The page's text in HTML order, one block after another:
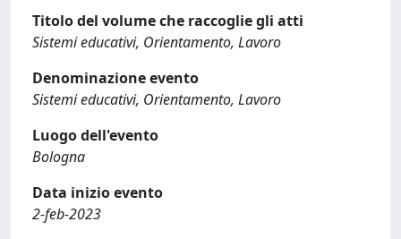
Titolo del volume che raccoglie gli atti
Sistemi educativi, Orientamento, Lavoro
Denominazione evento
Sistemi educativi, Orientamento, Lavoro
Luogo dell'evento
Bologna
Data inizio evento
2-feb-2023